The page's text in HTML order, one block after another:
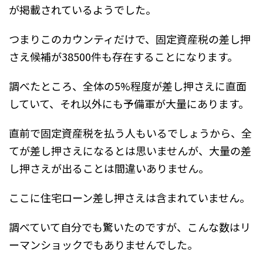
が掲載されているようでした。
つまりこのカウンティだけで、固定資産税の差し押
さえ候補が38500件も存在することになります。
調べたところ、全体の5%程度が差し押さえに直面
していて、それ以外にも予備軍が大量にあります。
直前で固定資産税を払う人もいるでしょうから、全
てが差し押さえになるとは思いませんが、大量の差
し押さえが出ることは間違いありません。
ここに住宅ローン差し押さえは含まれていません。
調べていて自分でも驚いたのですが、こんな数はリ
ーマンショックでもありませんでした。